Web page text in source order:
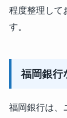
程度整理して
す。
福岡銀行
福岡銀行は、